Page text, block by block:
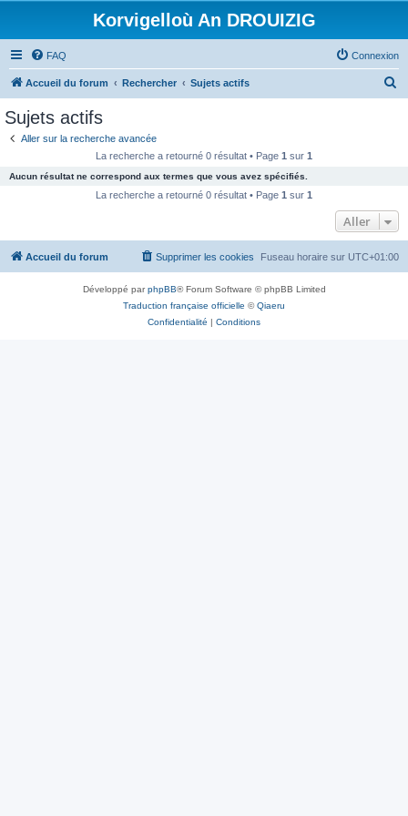
Korvigelloù An DROUIZIG
FAQ Connexion
Accueil du forum Rechercher Sujets actifs
c
e
Sujets actifs
Aller sur la recherche avancée
La recherche a retourné 0 résultat • Page 1 sur 1
Aucun résultat ne correspond aux termes que vous avez spécifiés.
La recherche a retourné 0 résultat • Page 1 sur 1
Aller
Accueil du forum Fuseau horaire sur UTC+01:00
Supprimer les cookies
Développé parphpBB® Forum Software © phpBB Limited
Traduction française officielle ©Qiaeru
Confidentialité | Conditions